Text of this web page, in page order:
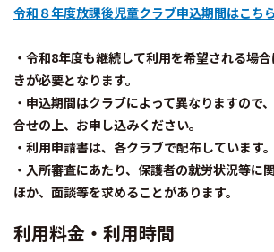
令和８年度放課後児童クラブ申込期間はこちら
・令和8年度も継続して利用を希望される場
きが必要となります。
・ 申込期間はクラブによって異なりますので
合せの上、お申し込みください。
・利用申請書は、各クラブで配布しています。
・入所審査にあたり、保護者の就労状況等に
ほか、面談等を求めることがあります。
利用料金・利用時間